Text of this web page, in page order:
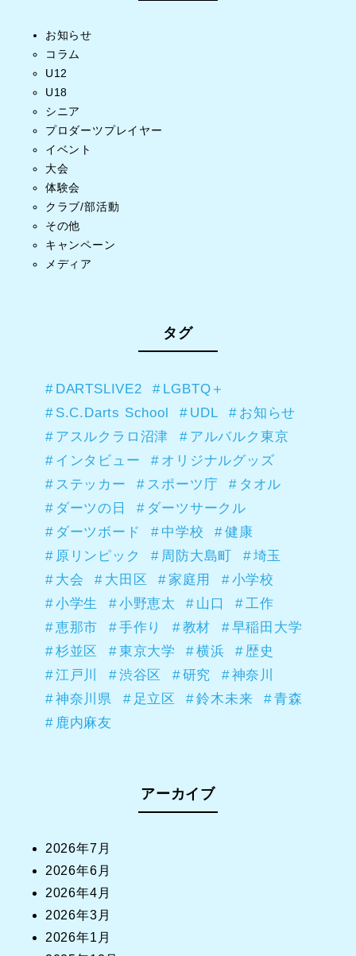
お知らせ
コラム
U12
U18
シニア
プロダーツプレイヤー
イベント
大会
体験会
クラブ/部活動
その他
キャンペーン
メディア
タグ
DARTSLIVE2
LGBTQ＋
S.C.Darts School
UDL
お知らせ
アスルクラロ沼津
アルバルク東京
インタビュー
オリジナルグッズ
ステッカー
スポーツ庁
タオル
ダーツの日
ダーツサークル
ダーツボード
中学校
健康
原リンピック
周防大島町
埼玉
大会
大田区 家庭用
小学校
小学生
小野恵太 山口
工作
恵那市
手作り 教材
早稲田大学
杉並区
東京大学 横浜
歴史
江戸川
渋谷区 研究
神奈川
神奈川県
足立区 鈴木未来
青森
鹿内麻友
アーカイブ
2026年7月
2026年6月
2026年4月
2026年3月
2026年1月